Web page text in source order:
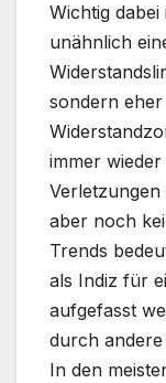
Wichtig
unähnlich
sondern
immer
aber noch
Trends
als Indiz für
aufgefasst
durch
In den